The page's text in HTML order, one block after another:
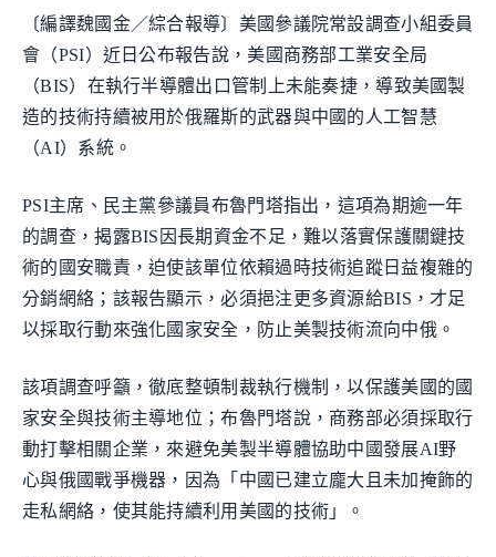
〔編譯魏國金／綜合報導〕美國參議院常設調查小組委員
會（PSI）近日公布報告說，美國商務部工業安全局
（BIS）在執行半導體出口管制上未能奏捷，導致美國製
造的技術持續被用於俄羅斯的武器與中國的人工智慧
（AI）系統。
PSI主席、民主黨參議員布魯門塔指出，這項為期逾一年
的調查，揭露BIS因長期資金不足，難以落實保護關鍵技
術的國安職責，迫使該單位依賴過時技術追蹤日益複雜的
分銷網絡；該報告顯示，必須挹注更多資源給BIS，才足
以採取行動來強化國家安全，防止美製技術流向中俄。
該項調查呼籲，徹底整頓制裁執行機制，以保護美國的國
家安全與技術主導地位；布魯門塔說，商務部必須採取行
動打擊相關企業，來避免美製半導體協助中國發展AI野
心與俄國戰爭機器，因為「中國已建立龐大且未加掩飾的
走私網絡，使其能持續利用美國的技術」。